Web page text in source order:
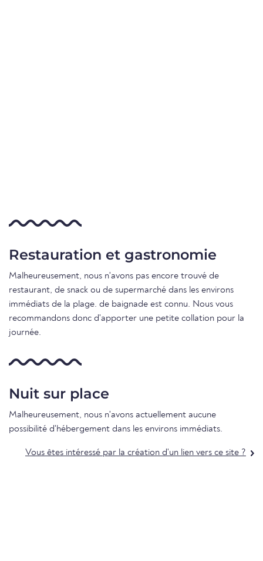
Restauration et gastronomie
Malheureusement, nous n'avons pas encore trouvé de
restaurant, de snack ou de supermarché dans les environs
immédiats de la plage. de baignade est connu. Nous vous
recommandons donc d'apporter une petite collation pour la
journée.
Nuit sur place
Malheureusement, nous n'avons actuellement aucune
possibilité d'hébergement dans les environs immédiats.
Vous êtes intéressé par la création d'un lien vers ce site ?